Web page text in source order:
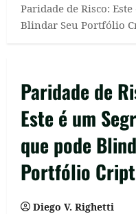
Paridade de Risco:
Blindar Seu Portfólio
Paridade de
Este é um
que pode
Portfólio
Diego V. Righetti